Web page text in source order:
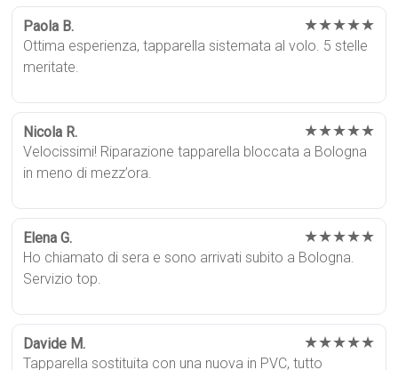
Paola B. ★★★★★
Ottima esperienza, tapparella sistemata al volo. 5 stelle
meritate.
Nicola R. ★★★★★
Velocissimi! Riparazione tapparella bloccata a Bologna
in meno di mezz’ora.
Elena G. ★★★★★
Ho chiamato di sera e sono arrivati subito a Bologna.
Servizio top.
Davide M. ★★★★★
Tapparella sostituita con una nuova in PVC, tutto